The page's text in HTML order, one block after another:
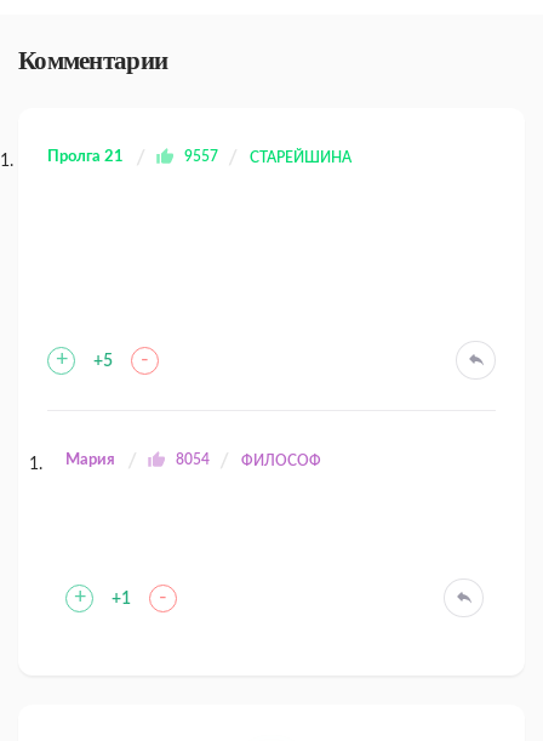
Комментарии
Пролга 21 9557 СТАРЕЙШИНА
+ +5 -
Мария 8054 ФИЛОСОФ
+ +1 -